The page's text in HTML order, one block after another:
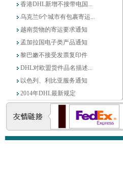
香港DHL新增不接带电国...
乌克兰6个城市有包裹寄运...
越南货物的寄运要求通知
孟加拉国电子类产品通知
黎巴嫩不接受发票复印件
DHL对欧盟货件品名描述...
以色列、利比亚服务通知
2014年DHL最新规定